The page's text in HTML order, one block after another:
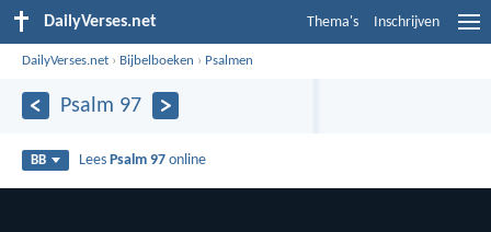
DailyVerses.net Thema's Inschrijven
DailyVerses.net › Bijbelboeken › Psalmen
Psalm 97
BB Lees Psalm 97 online